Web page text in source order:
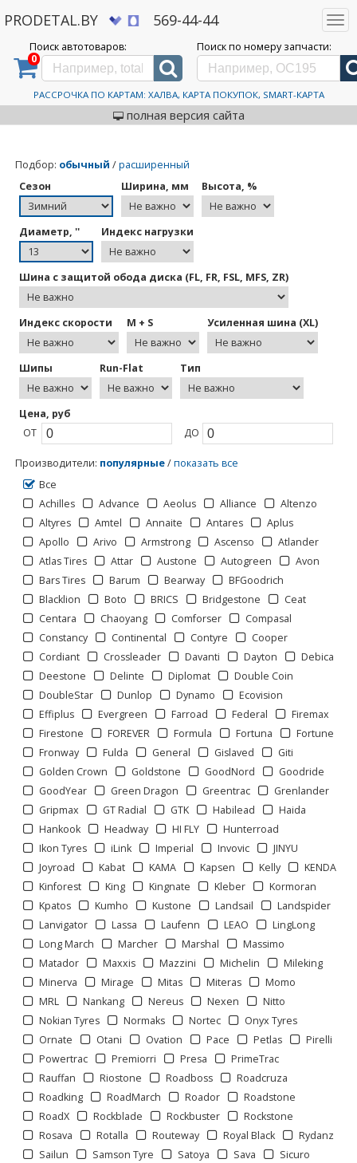
PRODETAL.BY 569-44-44
Поиск автотоваров:
0
Поиск по номеру запчасти:
РАССРОЧКА ПО КАРТАМ: ХАЛВА, КАРТА ПОКУПОК, SMART-КАРТА
полная версия сайта
Дискаунтер автозапчастей PRODETAL.BY > Зимние шины R13
Зимние шины R13
Подбор: обычный /расширенный
Сезон
Ширина, мм Высота, %
Диаметр, '' Индекс нагрузки
Шина с защитой обода диска (FL, FR, FSL, MFS, ZR)
Индекс скорости M + S Усиленная шина (XL)
Шипы Run-Flat Тип
Цена, руб
ОТ
ДО
Производители: популярные/показать все
Все
Achilles
Advance Aeolus Alliance
Altenzo
Altyres
Amtel Annaite Antares
Aplus
Apollo
Arivo Armstrong Ascenso
Atlander
Atlas Tires
Attar Austone Autogreen
Avon
Bars Tires
Barum Bearway
BFGoodrich
Blacklion
Boto BRICS Bridgestone
Ceat
Centara
Chaoyang Comforser
Compasal
Constancy
Continental Contyre
Cooper
Cordiant
Crossleader Davanti Dayton
Debica
Deestone
Delinte Diplomat
Double Coin
DoubleStar
Dunlop Dynamo
Ecovision
Effiplus
Evergreen Farroad Federal
Firemax
Firestone
FOREVER Formula Fortuna
Fortune
Fronway
Fulda General Gislaved
Giti
Golden Crown
Goldstone GoodNord
Goodride
GoodYear
Green Dragon Greentrac
Grenlander
Gripmax
GT Radial GTK Habilead
Haida
Hankook
Headway HI FLY
Hunterroad
Ikon Tyres
iLink Imperial Invovic
JINYU
Joyroad
Kabat KAMA Kapsen Kelly
KENDA
Kinforest
King Kingnate Kleber
Kormoran
Kpatos
Kumho Kustone Landsail
Landspider
Lanvigator
Lassa Laufenn LEAO
LingLong
Long March
Marcher Marshal
Massimo
Matador
Maxxis Mazzini Michelin
Mileking
Minerva
Mirage Mitas Miteras
Momo
MRL
Nankang Nereus Nexen
Nitto
Nokian Tyres
Normaks Nortec
Onyx Tyres
Ornate
Otani Ovation Pace Petlas
Pirelli
Powertrac
Premiorri Presa
PrimeTrac
Rauffan
Riostone Roadboss
Roadcruza
Roadking
RoadMarch Roador
Roadstone
RoadX
Rockblade Rockbuster
Rockstone
Rosava
Rotalla Routeway Royal Black
Rydanz
Sailun
Samson Tyre Satoya Sava
Sicuro
3 > >>